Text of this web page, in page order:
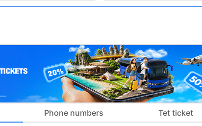
Phone numbers Tet ticket